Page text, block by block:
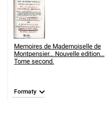
Memoires de Mademoiselle de
Montpensier... Nouvelle edition...
Tome second.
Formaty